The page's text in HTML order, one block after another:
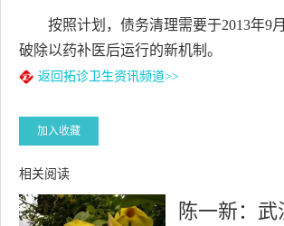
按照计划，债务清理需要于2013年9
破除以药补医后运行的新机制。
返回拓诊卫生资讯频道>>
加入收藏
相关阅读
陈一新：